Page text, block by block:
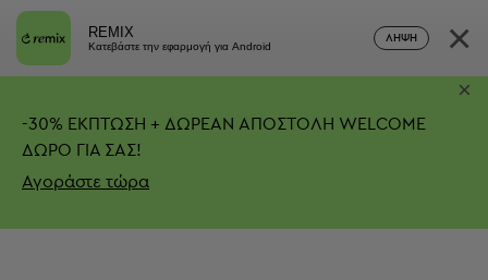
REMIX
Κατεβάστε την εφαρμογή για Android
ΛΉΨΗ ×
-30% ΕΚΠΤΩΣΗ + ΔΩΡΕΑΝ ΑΠΟΣΤΟΛΗ WELCOME
ΔΩΡΟ ΓΙΑ ΣΑΣ!
Αγοράστε τώρα
×